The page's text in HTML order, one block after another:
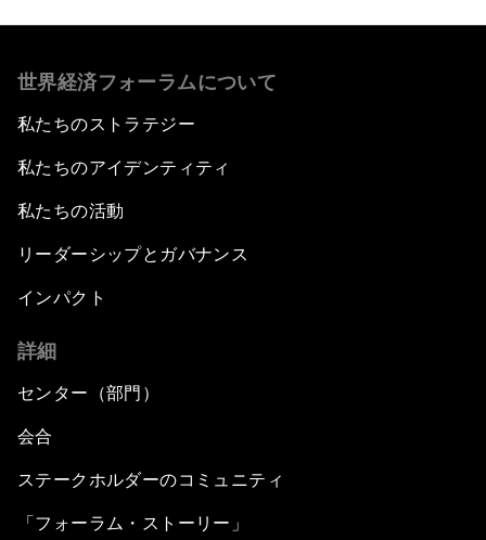
世界経済フォーラムについて
私たちのストラテジー
私たちのアイデンティティ
私たちの活動
リーダーシップとガバナンス
インパクト
詳細
センター（部門）
会合
ステークホルダーのコミュニティ
「フォーラム・ストーリー」